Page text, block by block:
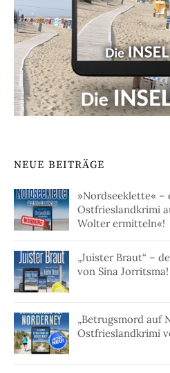
NEUE BEITRÄGE
»Nordseeklette« –
Ostfrieslandkrimi
Wolter ermitteln«!
„Juister Braut“ –
von Sina Jorritsma!
„Betrugsmord auf
Ostfrieslandkrimi